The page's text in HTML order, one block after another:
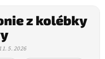
z kolébky
5. 2026